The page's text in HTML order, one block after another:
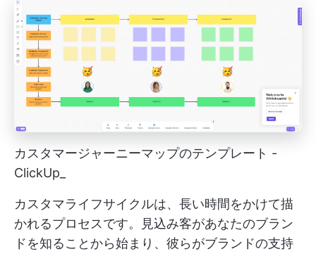
カスタマージャーニーマップのテンプレート -
ClickUp_
カスタマライフサイクルは、長い時間をかけて描
かれるプロセスです。見込み客があなたのブラン
ドを知ることから始まり、彼らがブランドの支持